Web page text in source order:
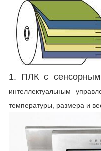
1. ПЛК с
интеллектуальным
температуры, размера и